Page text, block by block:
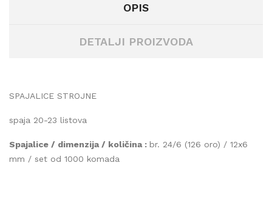
OPIS
DETALJI PROIZVODA
SPAJALICE STROJNE
spaja 20-23 listova
Spajalice / dimenzija / količina : br. 24/6 (126 oro) / 12x6
mm / set od 1000 komada